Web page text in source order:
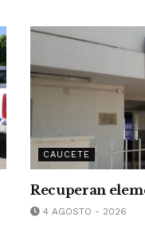
CAUCETE
Recuperan
4 AGOSTO - 2026